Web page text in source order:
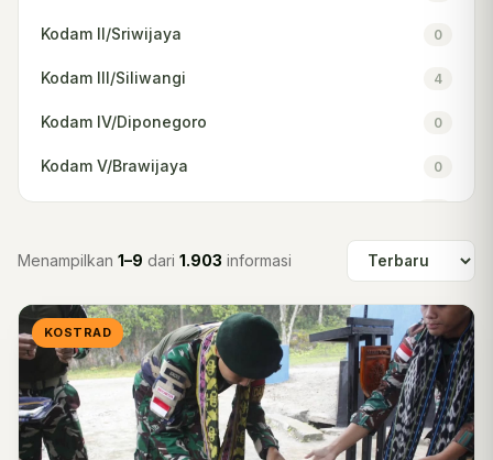
Kodam II/Sriwijaya 0
Kodam III/Siliwangi 4
Kodam IV/Diponegoro 0
Kodam V/Brawijaya 0
Kodam IX/Udayana 376
Kodam XIII/Merdeka 2
Kodam XIV/Hasanuddin 13
Kodam XVI/Pattimura 0
Menampilkan 1–9 dari 1.903 informasi
KOSTRAD